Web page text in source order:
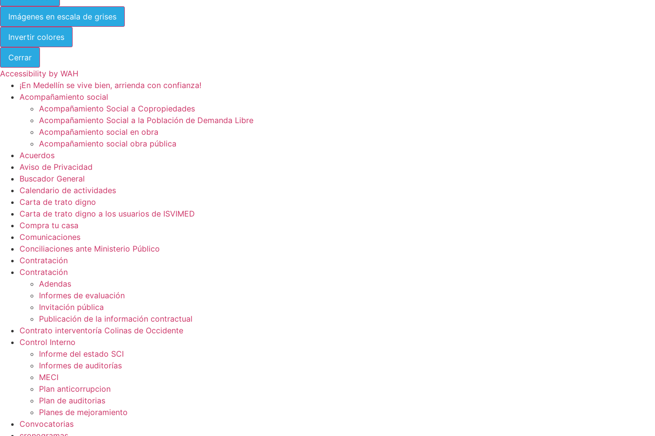
Imágenes en escala de grises
Invertir colores
Cerrar
Accessibility by WAH
¡En Medellín se vive bien, arrienda con confianza!
Acompañamiento social
Acompañamiento Social a Copropiedades
Acompañamiento Social a la Población de Demanda Libre
Acompañamiento social en obra
Acompañamiento social obra pública
Acuerdos
Aviso de Privacidad
Buscador General
Calendario de actividades
Carta de trato digno
Carta de trato digno a los usuarios de ISVIMED
Compra tu casa
Comunicaciones
Conciliaciones ante Ministerio Público
Contratación
Contratación
Adendas
Informes de evaluación
Invitación pública
Publicación de la información contractual
Contrato interventoría Colinas de Occidente
Control Interno
Informe del estado SCI
Informes de auditorías
MECI
Plan anticorrupcion
Plan de auditorias
Planes de mejoramiento
Convocatorias